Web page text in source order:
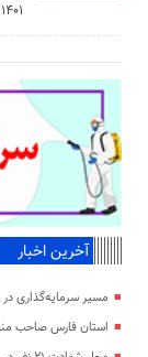
۱۴۰۱ در این مرکز خبر داد.
آخرین اخبار
مسیر سرمایه‌گذاری
استان فارس صاحب